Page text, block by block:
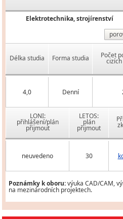
Elektrotechnika, strojírenství
Délka studia Forma studia Počet
4,0 Denní
LONI:
přihlášení/plán
přijmout
LETOS:
plán
přijmout
neuvedeno 30
Poznámky k oboru:výuka CAD/CAM,
na mezinárodních projektech.